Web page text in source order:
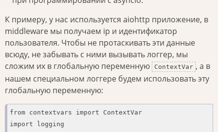
К примеру, у нас используется aiohttp приложение, в
middleware мы получаем ip и идентификатор
пользователя. Чтобы не протаскивать эти данные
всюду, не забывать с ними вызывать логгер, мы
сложим их в глобальную переменную
ContextVar , а в
нашем специальном логгере будем использовать эту
глобальную переменную:
from contextvars import ContextVar
import logging